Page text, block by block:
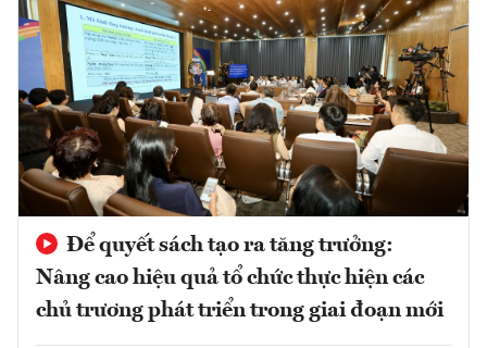
Để quyết sách tạo ra tăng trưởng:
Nâng cao hiệu quả tổ chức thực hiện các
chủ trương phát triển trong giai đoạn mới